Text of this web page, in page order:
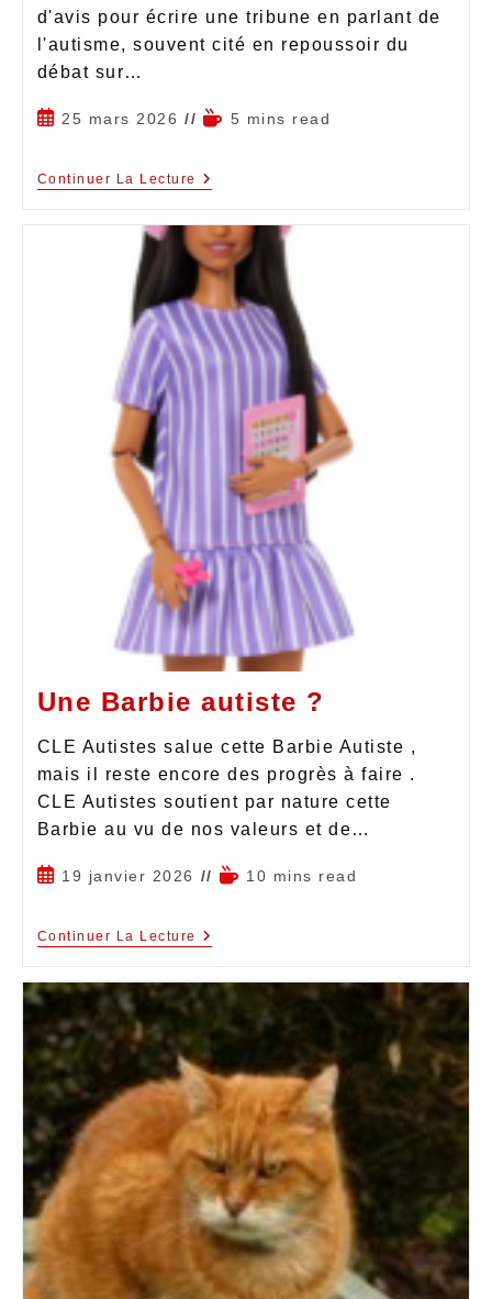
d'avis pour écrire une tribune en parlant de
l'autisme, souvent cité en repoussoir du
débat sur…
25 mars 2026 5 mins read
Continuer La Lecture
Une Barbie autiste ?
CLE Autistes salue cette Barbie Autiste ,
mais il reste encore des progrès à faire .
CLE Autistes soutient par nature cette
Barbie au vu de nos valeurs et de…
19 janvier 2026 10 mins read
Continuer La Lecture